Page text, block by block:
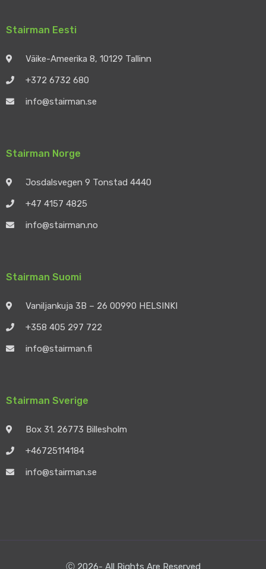
Stairman Eesti
Väike-Ameerika 8, 10129 Tallinn
+372 6732 680
info@stairman.se
Stairman Norge
Josdalsvegen 9 Tonstad 4440
+47 4157 4825
info@stairman.no
Stairman Suomi
Vaniljankuja 3B – 26 00990 HELSINKI
+358 405 297 722
info@stairman.fi
Stairman Sverige
Box 31. 26773 Billesholm
+46725114184
info@stairman.se
Ⓒ 2026- All Rights Are Reserved